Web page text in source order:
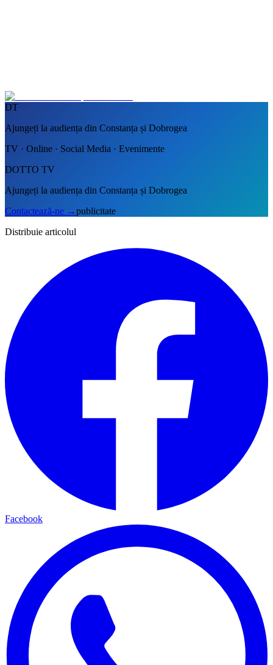
DT
Ajungeți la audiența din Constanța și Dobrogea
TV · Online · Social Media · Evenimente
DOTTO TV
Ajungeți la audiența din Constanța și Dobrogea
Contactează-ne →publicitate
Distribuie articolul
Facebook